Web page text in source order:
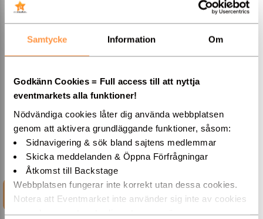
Samtycke Information Om
Godkänn Cookies = Full access till att nyttja
eventmarkets alla funktioner!
Nödvändiga cookies låter dig använda webbplatsen
genom att aktivera grundläggande funktioner, såsom:
Sidnavigering & sök bland sajtens medlemmar
Skicka meddelanden & Öppna Förfrågningar
Åtkomst till Backstage
Webbplatsen fungerar inte korrekt utan dessa cookies.
Notera att Eventmarket inte använder sig inte av cookies
som placeras ut av tredjepartsannonsörer.
»DIREKTMAIL
08-440 92 00
INFORMATION